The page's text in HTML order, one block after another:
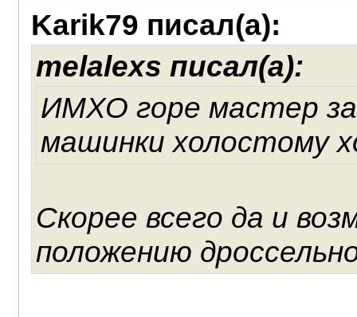
Karik79 писал(а):
melalexs писал(а):
ИМХО горе мастер
машинки холостому
Скорее всего да и
положению